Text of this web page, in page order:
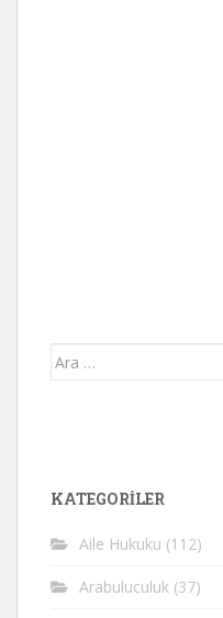
Arama
KATEGORİLER
Aile Hukuku (112)
Arabuluculuk (37)